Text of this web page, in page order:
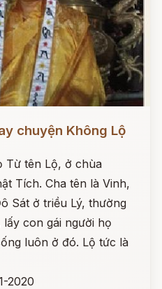
chuyện Không Lộ
Từ tên Lộ, ở chùa
Tích. Cha tên là Vinh,
Sát ở triều Lý, thường
con gái người họ
luôn ở đó. Lộ tức là
2020